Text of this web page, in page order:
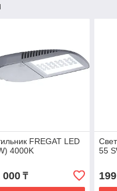
FREGAT LED
4000K
000₸
55